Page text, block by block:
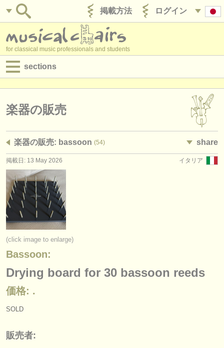
ログイン
掲載方法
for classical music professionals and students
sections
求人情報 (演奏関係の職)
求人情報 (管理者関連の職)
degree courses
講習会
コンクール
楽器の販売
盗まれた楽器
ディレクトリー:
オーケストラ
ユース オーケストラ
楽器の販売
楽器の販売: bassoon (54) share
イタリア
掲載日: 13 May 2026
(click image to enlarge)
Bassoon:
Drying board for 30 bassoon reeds
価格: .
SOLD
販売者: